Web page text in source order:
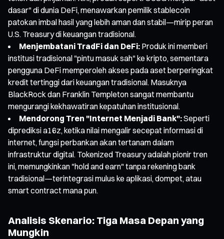
dasar" di dunia DeFi, menawarkan pemilik stablecoin
patokan imbal hasil yang lebih aman dan stabil—mirip peran
U.S. Treasury di keuangan tradisional.
Menjembatani TradFi dan DeFi: Produk ini memberi
institusi tradisional "pintu masuk sah" ke kripto, sementara
pengguna DeFi memperoleh akses pada aset berperingkat
kredit tertinggi dari keuangan tradisional. Masuknya
BlackRock dan Franklin Templeton sangat membantu
mengurangi kekhawatiran kepatuhan institusional.
Mendorong Tren "Internet Menjadi Bank":Seperti
diprediksi a16z, ketika nilai mengalir secepat informasi di
internet, fungsi perbankan akan tertanam dalam
infrastruktur digital. Tokenized Treasury adalah pionir tren
ini, memungkinkan "hold and earn" tanpa rekening bank
tradisional—terintegrasi mulus ke aplikasi, dompet, atau
smart contract mana pun.
Analisis Skenario: Tiga Masa Depan yang
Mungkin